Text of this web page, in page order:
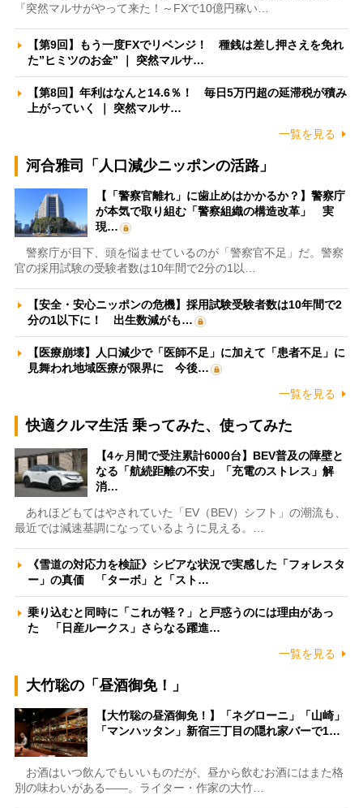
『突然マルサがやって来た！～FXで10億円稼い…
【第9回】もう一度FXでリベンジ！ 種銭は差し押さえを免れ
た”ヒミツのお金” ｜ 突然マルサ…
【第8回】年利はなんと14.6％！ 毎日5万円超の延滞税が積み
上がっていく ｜ 突然マルサ…
一覧を見る
河合雅司「人口減少ニッポンの活路」
【「警察官離れ」に歯止めはかかるか？】警察庁
が本気で取り組む「警察組織の構造改革」 実
現…
警察庁が目下、頭を悩ませているのが「警察官不足」だ。警察
官の採用試験の受験者数は10年間で2分の1以…
【安全・安心ニッポンの危機】採用試験受験者数は10年間で2
分の1以下に！ 出生数減がも…
【医療崩壊】人口減少で「医師不足」に加えて「患者不足」に
見舞われ地域医療が限界に 今後…
一覧を見る
快適クルマ生活 乗ってみた、使ってみた
【4ヶ月間で受注累計6000台】BEV普及の障壁と
なる「航続距離の不安」「充電のストレス」解
消…
あれほどもてはやされていた「EV（BEV）シフト」の潮流も、
最近では減速基調になっているように見える。…
《雪道の対応力を検証》シビアな状況で実感した「フォレスタ
ー」の真価 「ターボ」と「スト…
乗り込むと同時に「これが軽？」と戸惑うのには理由があっ
た 「日産ルークス」さらなる躍進…
一覧を見る
大竹聡の「昼酒御免！」
【大竹聡の昼酒御免！】「ネグローニ」「山崎」
「マンハッタン」新宿三丁目の隠れ家バーで1…
お酒はいつ飲んでもいいものだが、昼から飲むお酒にはまた格
別の味わいがある――。ライター・作家の大竹…